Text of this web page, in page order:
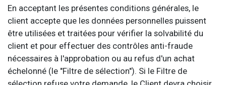
En acceptant les présentes conditions générales, le
client accepte que les données personnelles puissent
être utilisées et traitées pour vérifier la solvabilité du
client et pour effectuer des contrôles anti-fraude
nécessaires à l'approbation ou au refus d'un achat
échelonné (le "Filtre de sélection"). Si le Filtre de